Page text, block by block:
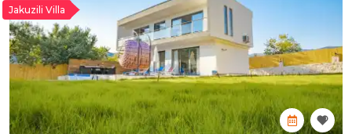
Jakuzili Villa